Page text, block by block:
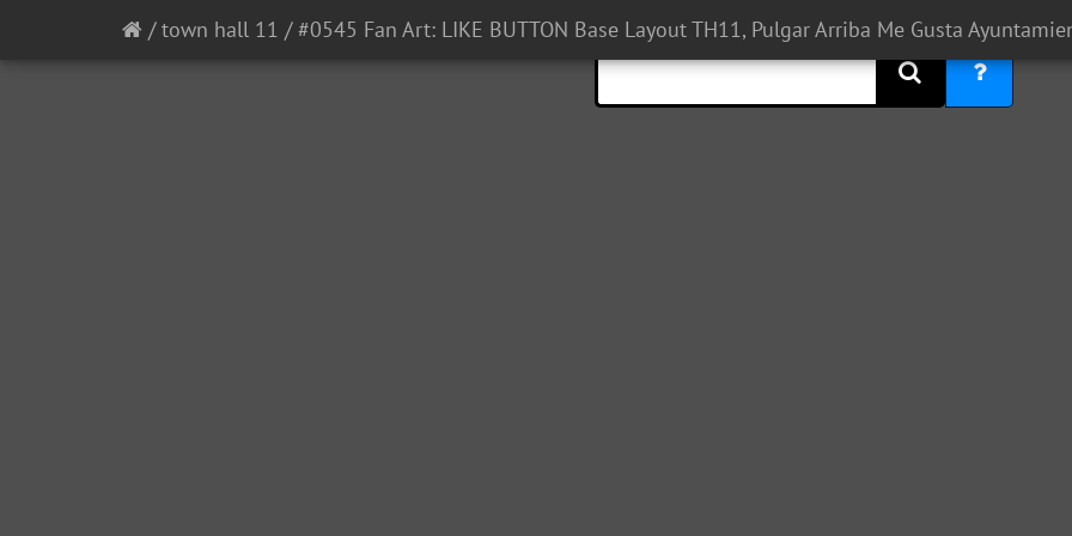
/town hall 11 /#0545 Fan Art: LIKE BUTTON Base Layout TH11, Pulgar Arriba Me Gusta